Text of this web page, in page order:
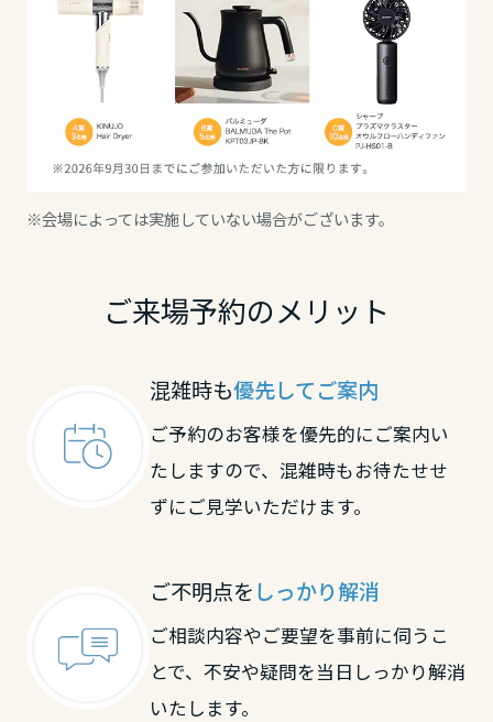
※会場によっては実施していない場合がございます。
ご来場予約のメリット
混雑時も優先してご案内
ご予約のお客様を優先的にご案内い
たしますので、混雑時もお待たせせ
ずにご見学いただけます。
ご不明点を しっかり解消
ご相談内容やご要望を事前に伺うこ
とで、不安や疑問を当日しっかり解消
いたします。
高知県
九州エリア
福岡県
熊本県
鹿児島県